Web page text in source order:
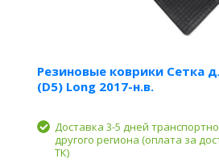
Резиновые коврики Сетка
(D5) Long 2017-н.в.
Доставка 3-5 дней
другого региона (оплата за
ТК)